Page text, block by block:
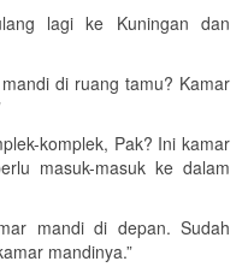
lagi ke Kuningan dan
di ruang tamu? Kamar
komplek, Pak? Ini kamar
masuk-masuk ke dalam
mandi di depan. Sudah
mandinya.”